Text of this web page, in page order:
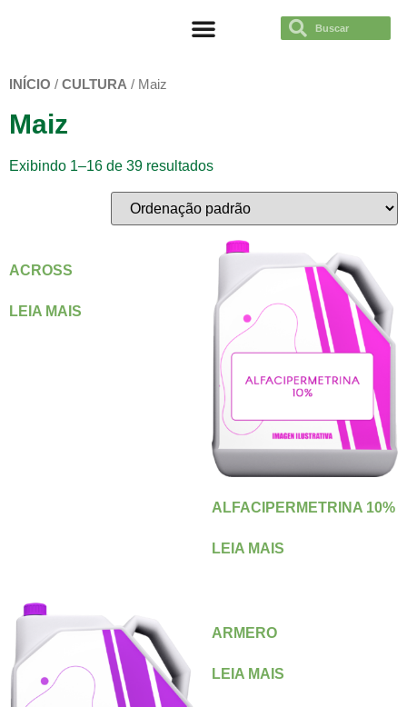
INÍCIO / CULTURA / Maiz
Maiz
Exibindo 1–16 de 39 resultados
ACROSS
LEIA MAIS
ALFACIPERMETRINA 10%
LEIA MAIS
ARMERO
LEIA MAIS